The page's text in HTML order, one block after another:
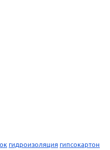
гидроизоляция гипсокартон